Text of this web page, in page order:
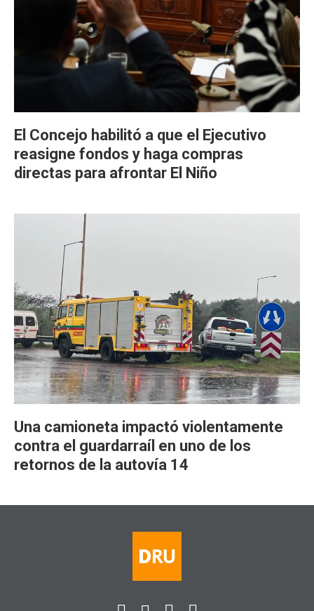
El Concejo habilitó a que el Ejecutivo
reasigne fondos y haga compras
directas para afrontar El Niño
Una camioneta impactó violentamente
contra el guardarraíl en uno de los
retornos de la autovía 14